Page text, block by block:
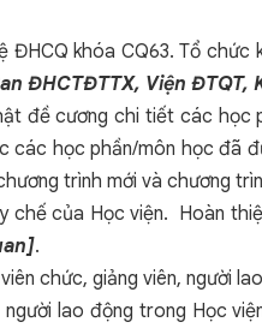
ĐHCQ khóa CQ63. Tổ
ĐHCTĐTTX, Viện ĐTQT,
đề cương chi tiết các
các học phần/môn học
trình mới và chương
chế của Học viện. Hoàn
.
chức, giảng viên, người
lao động trong Học